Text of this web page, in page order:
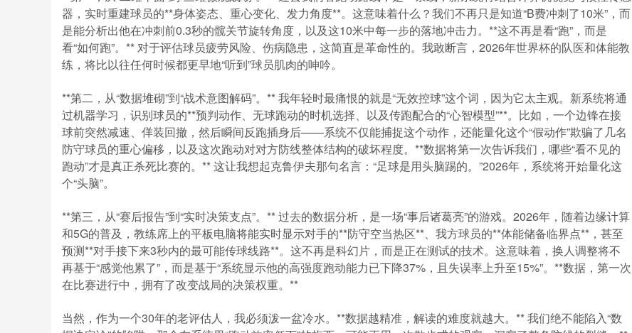
器，实时重建球员的**身体姿态、重心变化、发力角度**。这意味着什么？我们不再只是知道“B费冲刺了10米”，而
是能分析出他在冲刺前0.3秒的髋关节旋转角度，以及这10米中每一步的落地冲击力。**这不再是看“跑”，而是
看“如何跑”。** 对于评估球员疲劳风险、伤病隐患，这简直是革命性的。我敢断言，2026年世界杯的队医和体能教
练，将比以往任何时候都更早地“听到”球员肌肉的呻吟。
**第二，从“数据堆砌”到“战术意图解码”。** 我年轻时最痛恨的就是“无效控球”这个词，因为它太主观。新系统将通
过机器学习，识别球员的**预判动作、无球跑动的时机选择、以及传跑配合的“心智模型”**。比如，一个边锋在接
球前突然减速、佯装回撤，然后瞬间反跑插身后——系统不仅能捕捉这个动作，还能量化这个“假动作”欺骗了几名
防守球员的重心偏移，以及这次跑动对对方防线整体结构的破坏程度。**数据将第一次告诉我们，哪些“看不见的
跑动”才是真正杀死比赛的。** 这让我想起克鲁伊夫那句名言：“足球是用头脑踢的。”2026年，系统将开始量化这
个“头脑”。
**第三，从“赛后报告”到“实时决策支点”。** 过去的数据分析，是一场“事后诸葛亮”的游戏。2026年，随着边缘计算
和5G的普及，教练席上的平板电脑将能实时显示对手的**防守空当热区**、我方球员的**体能储备临界点**，甚至
预测**对手接下来3秒内的最可能传球线路**。这不再是科幻片，而是正在测试的技术。这意味着，换人调整将不
再基于“感觉他累了”，而是基于“系统显示他的高强度跑动能力已下降37%，且失误率上升至15%”。**数据，第一次
在比赛进行中，拥有了改变战局的决策权重。**
当然，作为一个30年的老评估人，我必须泼一盆冷水。**数据越精准，解读的难度就越大。** 我们绝不能陷入“数